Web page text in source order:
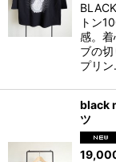
トン
感。
ブの
プリ
black
ツ